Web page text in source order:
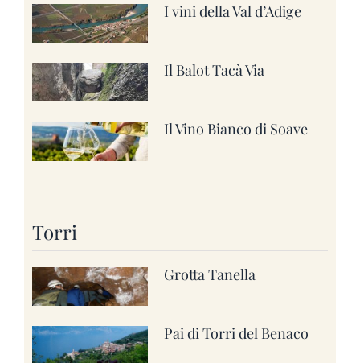
I vini della Val d’Adige
Il Balot Tacà Via
Il Vino Bianco di Soave
Torri
Grotta Tanella
Pai di Torri del Benaco